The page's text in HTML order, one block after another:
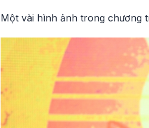
Một vài hình ảnh trong chương